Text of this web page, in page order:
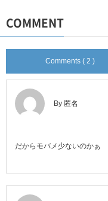
COMMENT
Comments ( 2 )
By 匿名
だからモバメ少ないのかぁ